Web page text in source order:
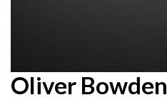
Oliver Bowden